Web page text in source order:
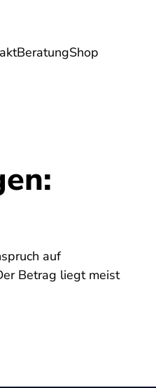
BeratungShop
Verträge
auf
Betrag liegt meist